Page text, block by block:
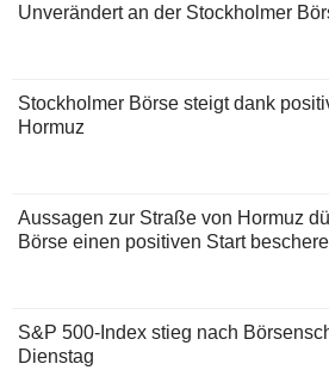
Unverändert an der Stockholmer
Stockholmer Börse steigt dank
Hormuz
Aussagen zur Straße von Hormuz
Börse einen positiven Start
S&P 500-Index stieg nach
Dienstag